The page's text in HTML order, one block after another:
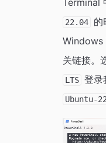
Terminal
22.04
的
Windows
关链接。
LTS 登录
Ubuntu-